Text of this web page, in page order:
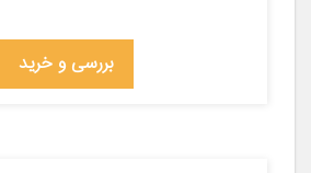
بررسی و خرید